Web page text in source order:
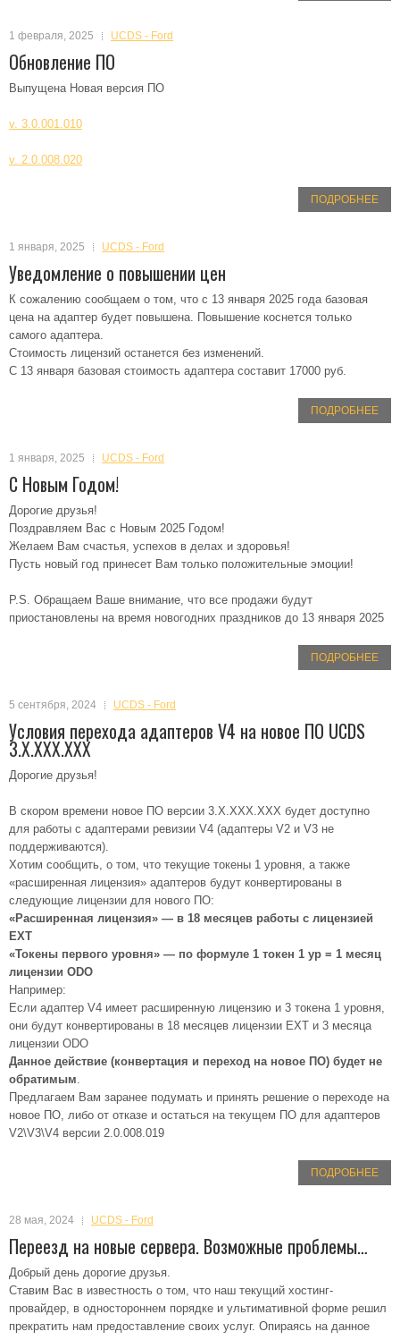
1 февраля, 2025 UCDS - Ford
Обновление ПО
Выпущена Новая версия ПО
v. 3.0.001.010
v. 2.0.008.020
ПОДРОБНЕЕ
1 января, 2025 UCDS - Ford
Уведомление о повышении цен
К сожалению сообщаем о том, что с 13 января 2025 года базовая
цена на адаптер будет повышена. Повышение коснется только
самого адаптера.
Стоимость лицензий останется без изменений.
С 13 января базовая стоимость адаптера составит 17000 руб.
ПОДРОБНЕЕ
1 января, 2025 UCDS - Ford
С Новым Годом!
Дорогие друзья!
Поздравляем Вас с Новым 2025 Годом!
Желаем Вам счастья, успехов в делах и здоровья!
Пусть новый год принесет Вам только положительные эмоции!
P.S. Обращаем Ваше внимание, что все продажи будут
приостановлены на время новогодних праздников до 13 января 2025
ПОДРОБНЕЕ
5 сентября, 2024 UCDS - Ford
Условия перехода адаптеров V4 на новое ПО UCDS
3.X.XXX.XXX
Дорогие друзья!
В скором времени новое ПО версии 3.X.XXX.XXX будет доступно
для работы с адаптерами ревизии V4 (адаптеры V2 и V3 не
поддерживаются).
Хотим сообщить, о том, что текущие токены 1 уровня, а также
«расширенная лицензия» адаптеров будут конвертированы в
следующие лицензии для нового ПО:
«Расширенная лицензия» — в 18 месяцев работы с лицензией
EXT
«Токены первого уровня» — по формуле 1 токен 1 ур = 1 месяц
лицензии ODO
Например:
Если адаптер V4 имеет расширенную лицензию и 3 токена 1 уровня,
они будут конвертированы в 18 месяцев лицензии EXT и 3 месяца
лицензии ODO
Данное действие (конвертация и переход на новое ПО) будет не
обратимым.
Предлагаем Вам заранее подумать и принять решение о переходе на
новое ПО, либо от отказе и остаться на текущем ПО для адаптеров
V2\V3\V4 версии 2.0.008.019
ПОДРОБНЕЕ
28 мая, 2024 UCDS - Ford
Переезд на новые сервера. Возможные проблемы…
Добрый день дорогие друзья.
Ставим Вас в известность о том, что наш текущий хостинг-
провайдер, в одностороннем порядке и ультимативной форме решил
прекратить нам предоставление своих услуг. Опираясь на данное